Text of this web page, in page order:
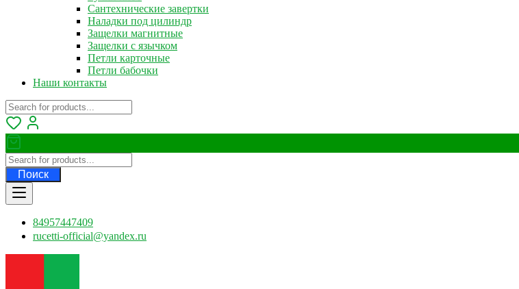
Сантехнические завертки
Наладки под цилиндр
Защелки магнитные
Защелки с язычком
Петли карточные
Петли бабочки
Наши контакты
Поиск
84957447409
rucetti-official@yandex.ru